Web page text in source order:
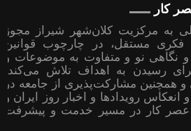
کار
به مرکزیت کلان‌شهر شیراز مجوز
فکری مستقل، در چارچوب قوانین
نگاهی نو و متفاوت به موضوعات ‌و
رسیدن به اهداف تلاش می‌کند؛
همچنین مشارکت‌پذیری از جامعه در
انعکاس رویدادها و اخبار روز ایران و
کار در مسیر خدمت و پیشرفت